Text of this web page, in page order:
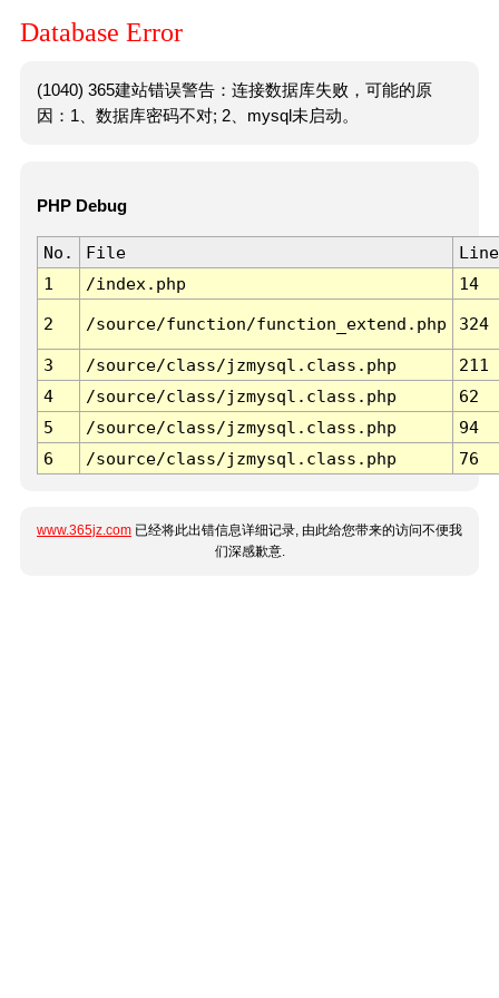
Database Error
(1040) 365建站错误警告：连接数据库失败，可能的原
因：1、数据库密码不对; 2、mysql未启动。
PHP Debug
No. File
Line
1
/index.php 14
2 /source/function/function_extend.php 324
3 /source/class/jzmysql.class.php
211
4
/source/class/jzmysql.class.php
62
5
/source/class/jzmysql.class.php
94
6
/source/class/jzmysql.class.php 76
www.365jz.com 已经将此出错信息详细记录, 由此给您带来的访问不便我
们深感歉意.